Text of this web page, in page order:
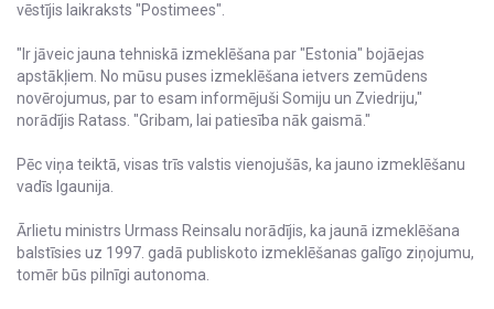
vēstījis laikraksts "Postimees".
"Ir jāveic jauna tehniskā izmeklēšana par "Estonia" bojāejas
apstākļiem. No mūsu puses izmeklēšana ietvers zemūdens
novērojumus, par to esam informējuši Somiju un Zviedriju,"
norādījis Ratass. "Gribam, lai patiesība nāk gaismā."
Pēc viņa teiktā, visas trīs valstis vienojušās, ka jauno izmeklēšanu
vadīs Igaunija.
Ārlietu ministrs Urmass Reinsalu norādījis, ka jaunā izmeklēšana
balstīsies uz 1997. gadā publiskoto izmeklēšanas galīgo ziņojumu,
tomēr būs pilnīgi autonoma.